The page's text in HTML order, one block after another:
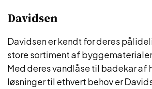
Davidsen
Davidsen er kendt for deres
store sortiment af
Med deres vandlåse til badekar af
løsninger til ethvert behov er